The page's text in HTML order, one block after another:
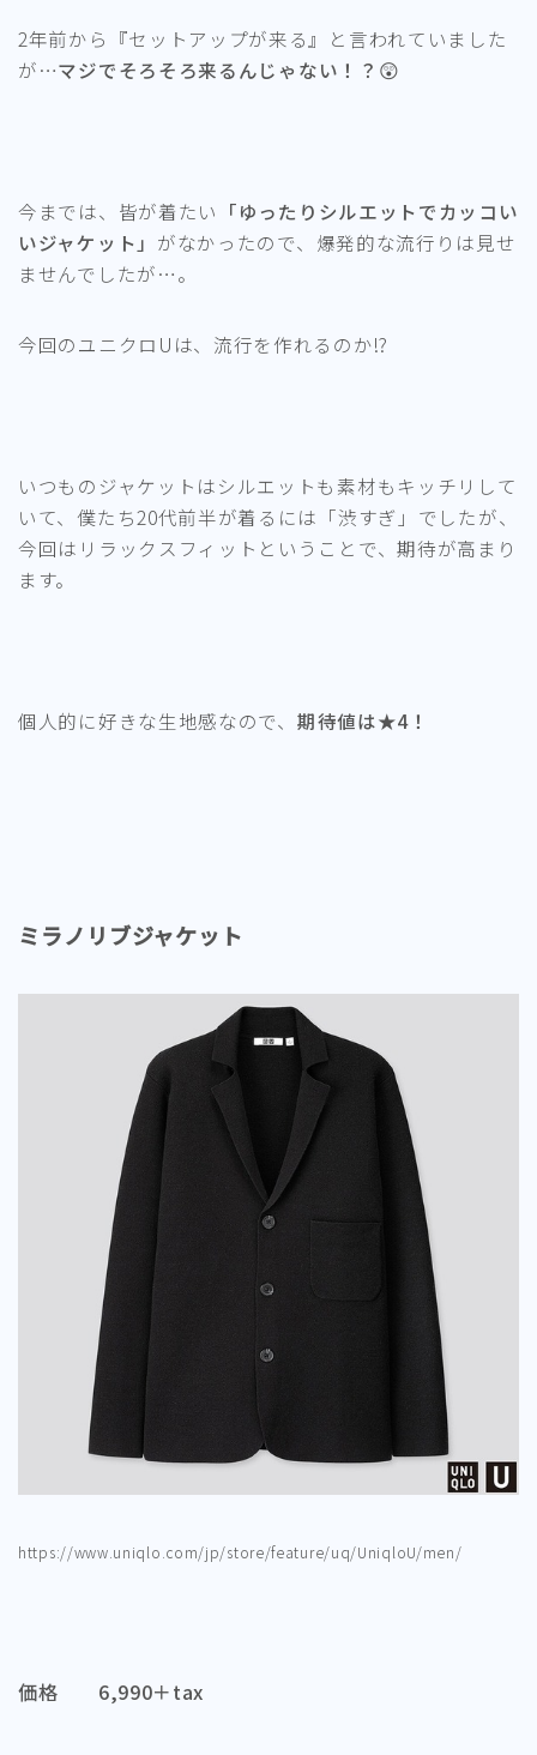
2年前から『セットアップが来る』と言われていました
が…マジでそろそろ来るんじゃない！？😲
今までは、皆が着たい 「ゆったりシルエットでカッコい
いジャケット」 がなかったので、爆発的な流行りは見せ
ませんでしたが…。
今回のユニクロUは、流行を作れるのか!?
いつものジャケットはシルエットも素材もキッチリして
いて、僕たち20代前半が着るには「渋すぎ」でしたが、
今回はリラックスフィットということで、期待が高まり
ます。
個人的に好きな生地感なので、 期待値は★4！
ミラノリブジャケット
https://www.uniqlo.com/jp/store/feature/uq/UniqloU/men/
価格 6,990＋tax